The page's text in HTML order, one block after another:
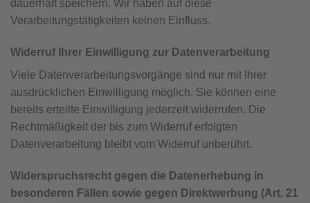
dauerhaft speichern. Wir haben auf diese
Verarbeitungstätigkeiten keinen Einfluss.
Widerruf Ihrer Einwilligung zur Datenverarbeitung
Viele Datenverarbeitungsvorgänge sind nur mit Ihrer
ausdrücklichen Einwilligung möglich. Sie können eine
bereits erteilte Einwilligung jederzeit widerrufen. Die
Rechtmäßigkeit der bis zum Widerruf erfolgten
Datenverarbeitung bleibt vom Widerruf unberührt.
Widerspruchsrecht gegen die Datenerhebung in
besonderen Fällen sowie gegen Direktwerbung (Art. 21